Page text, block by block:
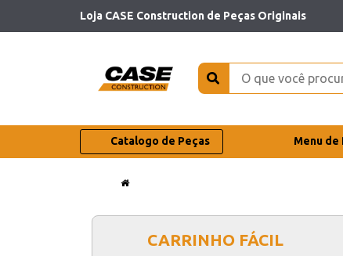
Loja CASE Construction de Peças Originais
Catalogo de Peças Menu de
CARRINHO FÁCIL